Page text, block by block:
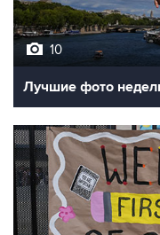
10
Лучшие фото